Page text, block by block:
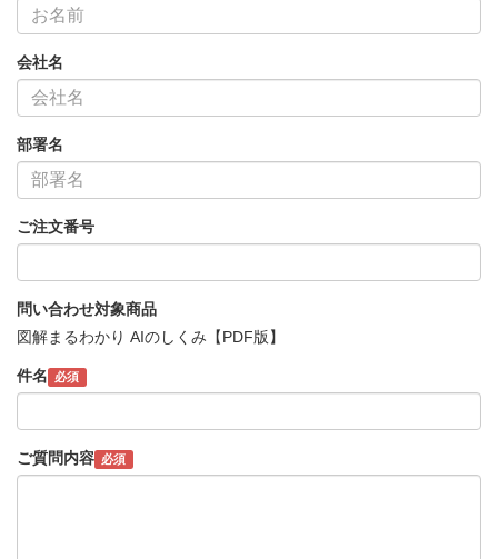
会社名
部署名
ご注文番号
問い合わせ対象商品
図解まるわかり AIのしくみ【PDF版】
件名 必須
ご質問内容 必須